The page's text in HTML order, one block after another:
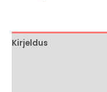
Kirjeldus